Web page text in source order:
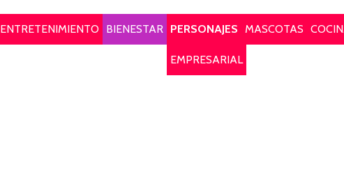
ENTRETENIMIENTO BIENESTAR PERSONAJES MASCOTAS
EMPRESARIAL